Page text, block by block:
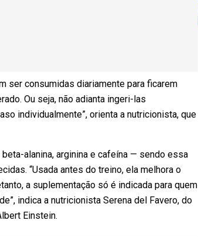
ser consumidas diariamente para ficarem
Ou seja, não adianta ingeri-las
individualmente”, orienta a nutricionista, que
alanina, arginina e cafeína — sendo essa
“Usada antes do treino, ela melhora o
a suplementação só é indicada para quem
indica a nutricionista Serena del Favero, do
Einstein.